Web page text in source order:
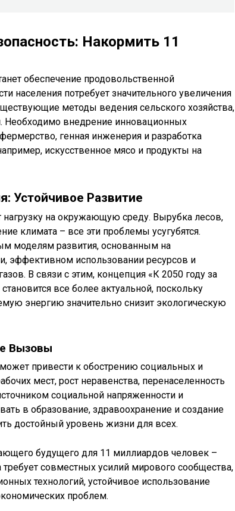
Накормить 11
обеспечение продовольственной
населения потребует значительного увеличения
методы ведения сельского хозяйства,
Необходимо внедрение инновационных
генная инженерия и разработка
искусственное мясо и продукты на
Устойчивое Развитие
нагрузку на окружающую среду. Вырубка лесов,
климата – все эти проблемы усугубятся.
моделям развития, основанным на
эффективном использовании ресурсов и
В связи с этим, концепция «К 2050 году за
все более актуальной, поскольку
энергию значительно снизит экологическую
Вызовы
привести к обострению социальных и
мест, рост неравенства, перенаселенность
социальной напряженности и
в образование, здравоохранение и создание
достойный уровень жизни для всех.
будущего для 11 миллиардов человек –
совместных усилий мирового сообщества,
технологий, устойчивое использование
проблем.